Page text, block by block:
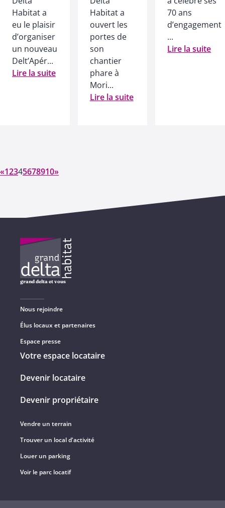
Habitat a
eu le plaisir
d’organiser
un nouveau
Delt’Apér...
Lire la suite
Habitat a
ouvert les
portes de
son
chantier
phare à
Mori...
Lire la suite
70 ans
d’engagement
...
Lire la suite
«12345678910»
grand delta et vous
Nous rejoindre
Élus locaux et partenaires
Espace presse
Votre espace locataire
Devenir locataire
Devenir propriétaire
Vendre un terrain
Trouver un local d'activité
Louer un parking
Voir le parc locatif